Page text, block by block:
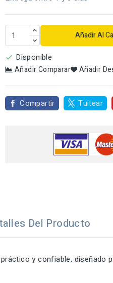
Añadir Al
 Disponible
Añadir Comparar Añadir
Compartir Tuitear
Del Producto
y confiable, diseñado